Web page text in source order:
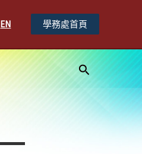
EN 學務處首頁
搜
尋